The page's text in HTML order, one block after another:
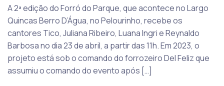
A 2ª edição do Forró do Parque, que acontece no Largo
Quincas Berro D’Água, no Pelourinho, recebe os
cantores Tico, Juliana Ribeiro, Luana Ingri e Reynaldo
Barbosa no dia 23 de abril, a partir das 11h. Em 2023, o
projeto está sob o comando do forrozeiro Del Feliz que
assumiu o comando do evento após […]